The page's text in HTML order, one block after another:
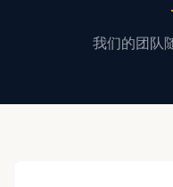
我们的团队